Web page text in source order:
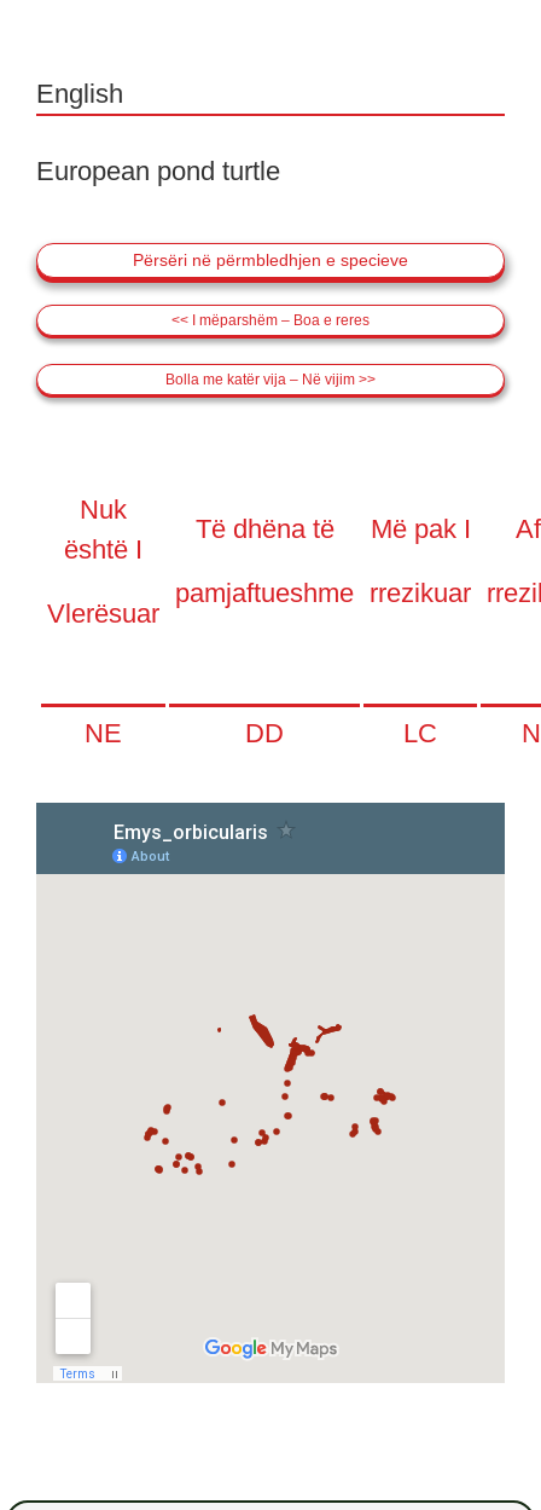
English
European pond turtle
Përsëri në përmbledhjen e specieve
<< I mëparshëm – Boa e reres
Bolla me katër vija – Në vijim >>
Nuk
është I
Vlerësuar
Të dhëna të
pamjaftueshme
Më pak I
rrezikuar
NE DD LC